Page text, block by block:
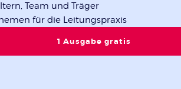
Team und Träger
für die Leitungspraxis
1 Ausgabe gratis